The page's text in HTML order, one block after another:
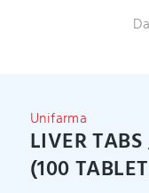
Unifarma
LIVER
(100